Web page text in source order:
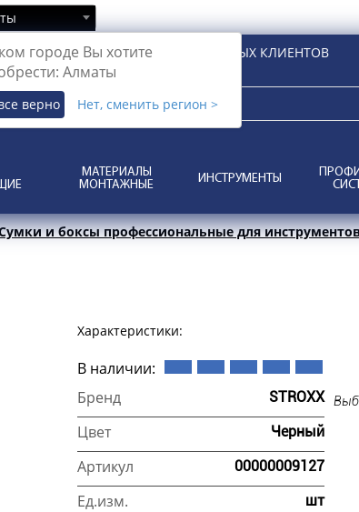
городе Вы хотите
Алматы
верно Нет, сменить регион >
ДЛЯ РОЗНИЧНЫХ И КОРПОРАТИВНЫХ КЛИЕНТОВ
МАТЕРИАЛЫ
МОНТАЖНЫЕ
ИНСТРУМЕНТЫ
и боксы профессиональные для
Характеристики:
В наличии:
Бренд
STROXX
Цвет Черный
Артикул 00000009127
Ед.изм. шт